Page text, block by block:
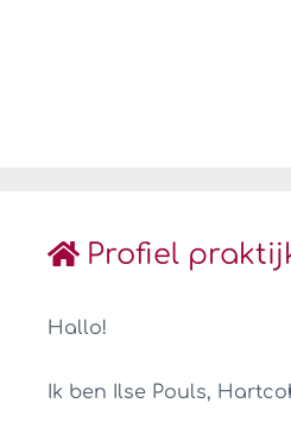
Profiel
Hallo!
Ik ben Ilse Pouls,